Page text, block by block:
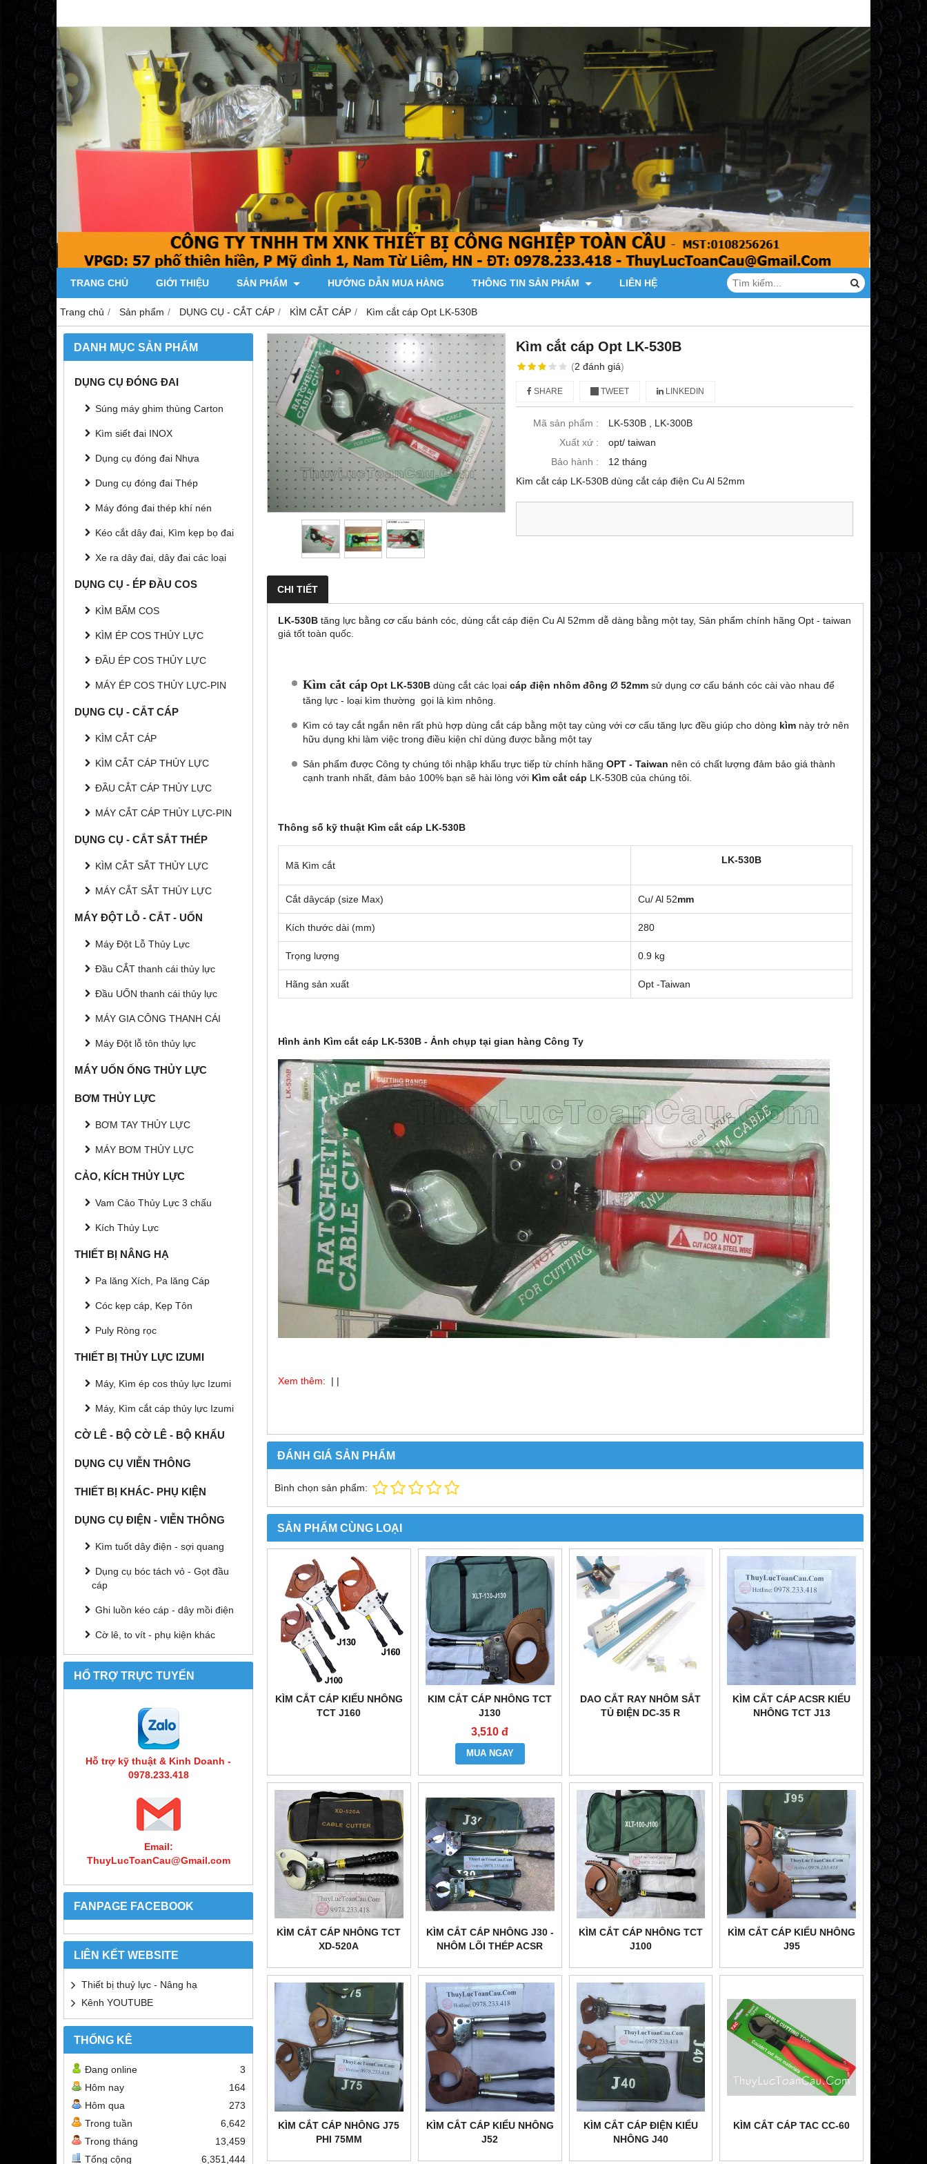
TRANG CHỦ GIỚI THIỆU SẢN PHẨM HƯỚNG DẪN MUA HÀNG THÔNG TIN SẢN PHẨM LIÊN HỆ
Trang chủ Sản phẩm DỤNG CỤ - CẮT CÁP KÌM CẮT CÁP Kìm cắt cáp Opt LK-530B
DANH MỤC SẢN PHẨM
DỤNG CỤ ĐÓNG ĐAI
Súng máy ghim thùng Carton
Kìm siết đai INOX
Dụng cụ đóng đai Nhựa
Dung cụ đóng đai Thép
Máy đóng đai thép khí nén
Kéo cắt dây đai, Kìm kẹp bọ đai
Xe ra dây đai, dây đai các loại
DỤNG CỤ - ÉP ĐẦU COS
KÌM BẤM COS
KÌM ÉP COS THỦY LỰC
ĐẦU ÉP COS THỦY LỰC
MÁY ÉP COS THỦY LỰC-PIN
DỤNG CỤ - CẮT CÁP
KÌM CẮT CÁP
KÌM CẮT CÁP THỦY LỰC
ĐẦU CẮT CÁP THỦY LỰC
MÁY CẮT CÁP THỦY LỰC-PIN
DỤNG CỤ - CẮT SẮT THÉP
KÌM CẮT SẮT THỦY LỰC
MÁY CẮT SẮT THỦY LỰC
MÁY ĐỘT LỖ - CẮT - UỐN
Máy Đột Lỗ Thủy Lực
Đầu CẮT thanh cái thủy lực
Đầu UỐN thanh cái thủy lực
MÁY GIA CÔNG THANH CÁI
Máy Đột lỗ tôn thủy lực
MÁY UỐN ỐNG THỦY LỰC
BƠM THỦY LỰC
BƠM TAY THỦY LỰC
MÁY BƠM THỦY LỰC
CẢO, KÍCH THỦY LỰC
Vam Cảo Thủy Lực 3 chấu
Kích Thủy Lực
THIẾT BỊ NÂNG HẠ
Pa lăng Xích, Pa lăng Cáp
Cóc kẹp cáp, Kẹp Tôn
Puly Ròng rọc
THIẾT BỊ THỦY LỰC IZUMI
Máy, Kìm ép cos thủy lực Izumi
Máy, Kìm cắt cáp thủy lực Izumi
CỜ LÊ - BỘ CỜ LÊ - BỘ KHẨU
DỤNG CỤ VIỄN THÔNG
THIẾT BỊ KHÁC- PHỤ KIỆN
DỤNG CỤ ĐIỆN - VIỄN THÔNG
Kìm tuốt dây điện - sợi quang
Dụng cụ bóc tách vỏ - Gọt đầu
cáp
Ghi luồn kéo cáp - dây mồi điện
Cờ lê, to vít - phụ kiện khác
HỔ TRỢ TRỰC TUYẾN
Hỗ trợ kỹ thuật & Kinh Doanh -
0978.233.418
Email:
ThuyLucToanCau@Gmail.com
FANPAGE FACEBOOK
LIÊN KẾT WEBSITE
Thiết bị thuỷ lực - Nâng hạ
Kênh YOUTUBE
THỐNG KÊ
Đang online
3
Hôm nay
164
Hôm qua
273
Trong tuần
6,642
Trong tháng
13,459
Tổng cộng
6,351,444
Kìm cắt cáp Opt LK-530B
(2 đánh giá)
SHARE TWEET LINKEDIN
Mã sản phẩm :
LK-530B , LK-300B
Xuất xứ :
opt/ taiwan
Bảo hành :
12 tháng
Kìm cắt cáp LK-530B dùng cắt cáp điện Cu Al 52mm
CHI TIẾT
LK-530B tăng lực bằng cơ cấu bánh cóc, dùng cắt cáp điện Cu Al 52mm dễ dàng bằng một tay, Sản phẩm chính hãng Opt - taiwan
giá tốt toàn quốc.
Kìm cắt cáp Opt LK-530B dùng cắt các lọai cáp điện nhôm đồng Ø 52mm sử dụng cơ cấu bánh cóc cài vào nhau để
tăng lực - loại kìm thường gọi là kìm nhông.
Kìm có tay cắt ngắn nên rất phù hợp dùng cắt cáp bằng một tay cùng với cơ cấu tăng lực đều giúp cho dòng kìm này trở nên
hữu dụng khi làm việc trong điều kiện chỉ dùng được bằng một tay
Sản phẩm được Công ty chúng tôi nhập khẩu trực tiếp từ chính hãng OPT - Taiwan nên có chất lượng đảm bảo giá thành
cạnh tranh nhất, đảm bảo 100% bạn sẽ hài lòng với Kìm cắt cáp LK-530B của chúng tôi.
Thông số kỹ thuật Kìm cắt cáp LK-530B
Mã Kìm cắt LK-530B
Cắt dâycáp (size Max) Cu/ Al 52mm
Kích thước dài (mm) 280
Trọng lượng 0.9 kg
Hãng sản xuất Opt -Taiwan
Hình ảnh Kìm cắt cáp LK-530B - Ảnh chụp tại gian hàng Công Ty
Xem thêm: | |
ĐÁNH GIÁ SẢN PHẨM
Bình chọn sản phẩm:
SẢN PHẨM CÙNG LOẠI
KÌM CẮT CÁP KIỂU NHÔNG
TCT J160
KIM CẮT CÁP NHÔNG TCT
J130
3,510 đ
MUA NGAY
DAO CẮT RAY NHÔM SẮT
TỦ ĐIỆN DC-35 R
KÌM CẮT CÁP ACSR KIỂU
NHÔNG TCT J13
KÌM CẮT CÁP NHÔNG TCT
XD-520A
KÌM CẮT CÁP NHÔNG J30 -
NHÔM LÕI THÉP ACSR
KÌM CẮT CÁP NHÔNG TCT
J100
KÌM CẮT CÁP KIỂU NHÔNG
J95
KÌM CẮT CÁP NHÔNG J75
PHI 75MM
KÌM CẮT CÁP KIỂU NHÔNG
J52
KÌM CẮT CÁP ĐIỆN KIỂU
NHÔNG J40
KÌM CẮT CÁP TAC CC-60